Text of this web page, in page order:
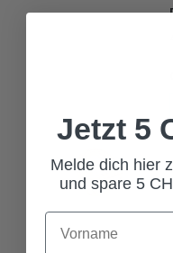
Jetzt 5
Melde dich hier
und spare 5